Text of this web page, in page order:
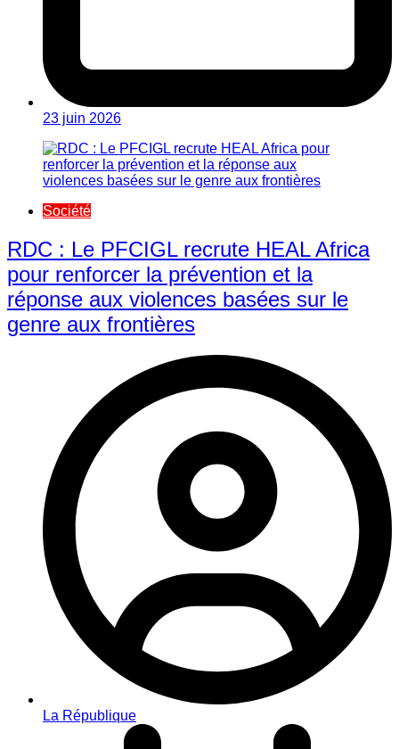
23 juin 2026
Société
RDC : Le PFCIGL recrute HEAL Africa
pour renforcer la prévention et la
réponse aux violences basées sur le
genre aux frontières
La République